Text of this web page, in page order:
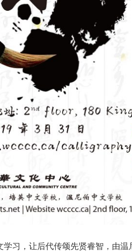
习，让后代传颂先贤睿智，由温